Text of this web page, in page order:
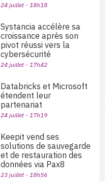
24 juillet - 18h18
Systancia accélère sa
croissance après son
pivot réussi vers la
cybersécurité
24 juillet - 17h42
Databricks et Microsoft
étendent leur
partenariat
24 juillet - 17h19
Keepit vend ses
solutions de sauvegarde
et de restauration des
données via Pax8
23 juillet - 18h56